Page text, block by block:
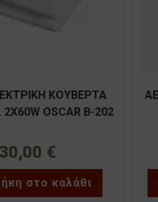
ΚΟΥΒΕΡΤΑ
OSCAR B-202
30,00 €
στο καλάθι